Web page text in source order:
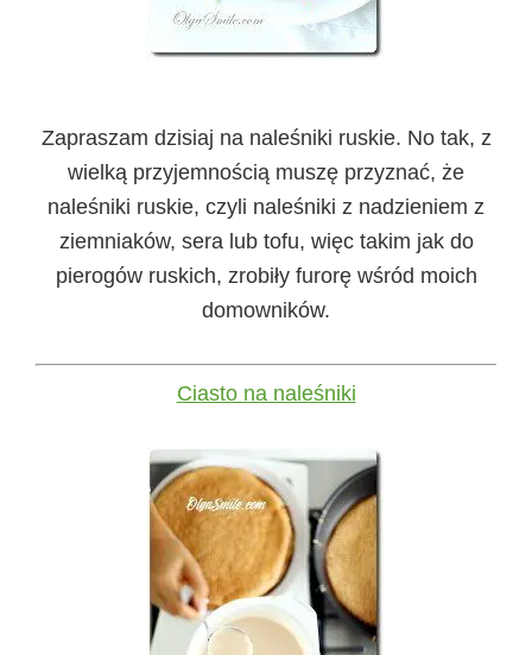
Zapraszam dzisiaj na naleśniki ruskie. No tak, z
wielką przyjemnością muszę przyznać, że
naleśniki ruskie, czyli naleśniki z nadzieniem z
ziemniaków, sera lub tofu, więc takim jak do
pierogów ruskich, zrobiły furorę wśród moich
domowników.
Ciasto na naleśniki